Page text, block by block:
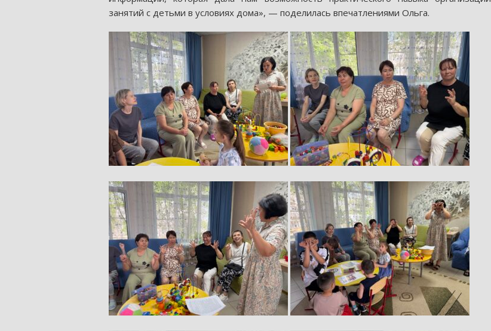
занятий с детьми в условиях дома», — поделилась впечатлениями Ольга.